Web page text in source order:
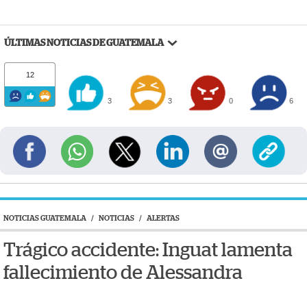
ÚLTIMAS NOTICIAS DE GUATEMALA
12
3 3 0 6
NOTICIAS GUATEMALA / NOTICIAS / ALERTAS
Trágico accidente: Inguat lamenta
fallecimiento de Alessandra